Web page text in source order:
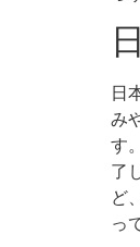
日
み
す
了
ど
っ